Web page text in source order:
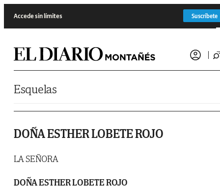
Accede sin límites Suscríbete
Esquelas
DOÑA ESTHER LOBETE ROJO
LA SEÑORA
DOÑA ESTHER LOBETE ROJO